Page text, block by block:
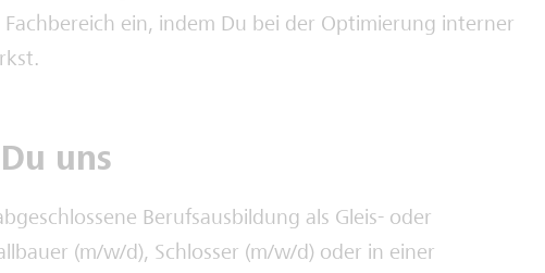
ein, indem Du bei der Optimierung interner
uns
Berufsausbildung als Gleis- oder
(m/w/d), Schlosser (m/w/d) oder in einer